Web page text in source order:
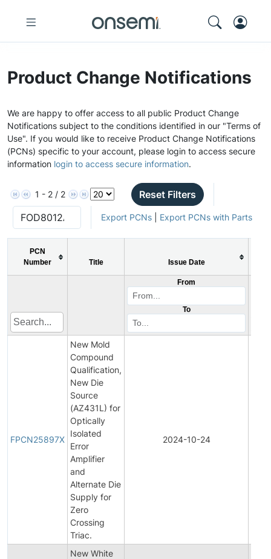
Product Change Notifications
We are happy to offer access to all public Product Change
Notifications subject to the conditions identified in our "Terms of
Use". If you would like to receive Product Change Notifications
(PCNs) specific to your account, please login to access secure
information login to access secure information.
1 - 2 / 2 Reset Filters
Export PCNs| Export PCNs with Parts
PCN
Number
Title Issue Date
From
To
FPCN25897X
New Mold
Compound
Qualification,
New Die
Source
(AZ431L) for
Optically
Isolated
Error
Amplifier
and
Alternate Die
Supply for
Zero
Crossing
Triac.
2024-10-24
New White